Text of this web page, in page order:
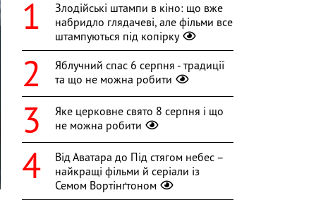
Злодійські штампи в кіно: що вже
набридло глядачеві, але фільми все
штампуються під копірку
Яблучний спас 6 серпня - традиції
та що не можна робити
Яке церковне свято 8 серпня і що
не можна робити
Від Аватара до Під стягом небес –
найкращі фільми й серіали із
Семом Вортінґтоном